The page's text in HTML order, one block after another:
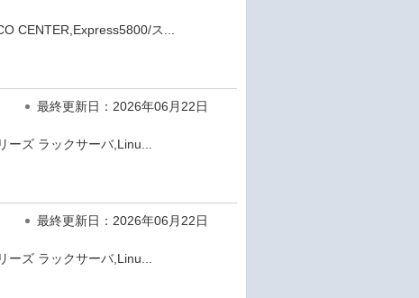
CENTER,Express5800/ス...
最終更新日：2026年06月22日
ズ ラックサーバ,Linu...
最終更新日：2026年06月22日
ズ ラックサーバ,Linu...